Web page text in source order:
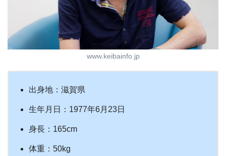
www.keibainfo.jp
出身地：滋賀県
生年月日：1977年6月23日
身長：165cm
体重：50kg